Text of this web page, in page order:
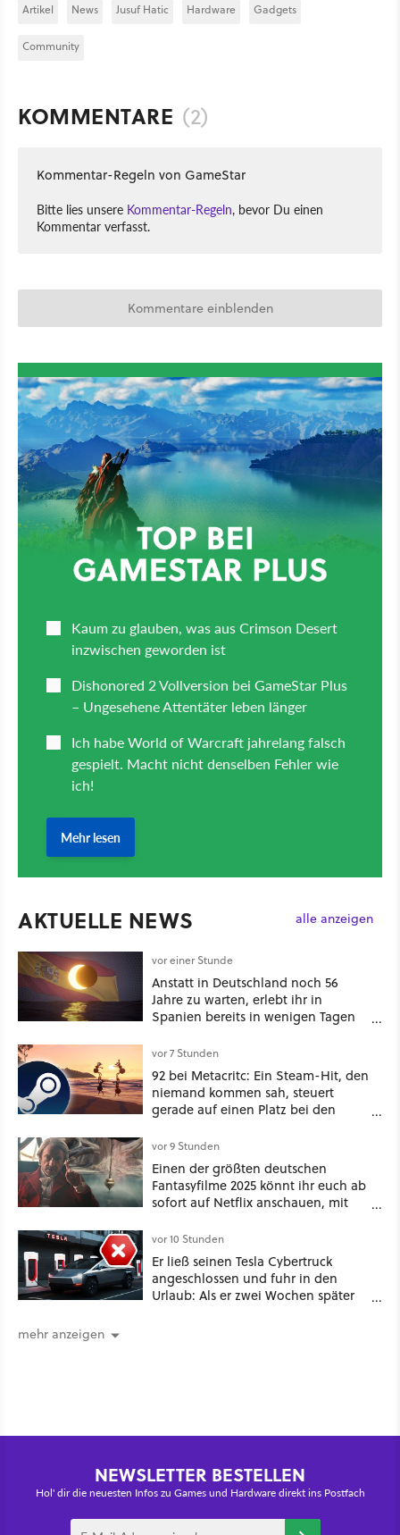
Artikel News Jusuf Hatic Hardware Gadgets
Community
KOMMENTARE (2)
Kommentar-Regeln von GameStar
Bitte lies unsere Kommentar-Regeln, bevor Du einen
Kommentar verfasst.
Kommentare einblenden
AKTUELLE NEWS alle anzeigen
vor einer Stunde
Anstatt in Deutschland noch 56
Jahre zu warten, erlebt ihr in
Spanien bereits in wenigen Tagen
vor 7 Stunden
92 bei Metacritc: Ein Steam-Hit, den
niemand kommen sah, steuert
gerade auf einen Platz bei den
vor 9 Stunden
Einen der größten deutschen
Fantasyfilme 2025 könnt ihr euch ab
sofort auf Netflix anschauen, mit
vor 10 Stunden
Er ließ seinen Tesla Cybertruck
angeschlossen und fuhr in den
Urlaub: Als er zwei Wochen später
mehr anzeigen
NEWSLETTER BESTELLEN
Hol' dir die neuesten Infos zu Games und Hardware direkt ins Postfach